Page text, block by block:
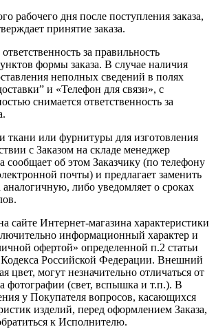
рабочего дня после поступления заказа,
принятие заказа.
за правильность
формы заказа. В случае наличия
неполных сведений в полях
и «Телефон для связи», с
снимается ответственность за
ткани или фурнитуры для изготовления
с Заказом на складе менеджер
сообщает об этом Заказчику (по телефону
почты) и предлагает заменить
аналогичную, либо уведомляет о сроках
сайте Интернет-магазина характеристики
информационный характер и
офертой» определенной п.2 статьи
Кодекса Российской Федерации. Внешний
цвет, могут незначительно отличаться от
фотографии (свет, вспышка и т.п.). В
у Покупателя вопросов, касающихся
изделий, перед оформлением Заказа,
к Исполнителю.